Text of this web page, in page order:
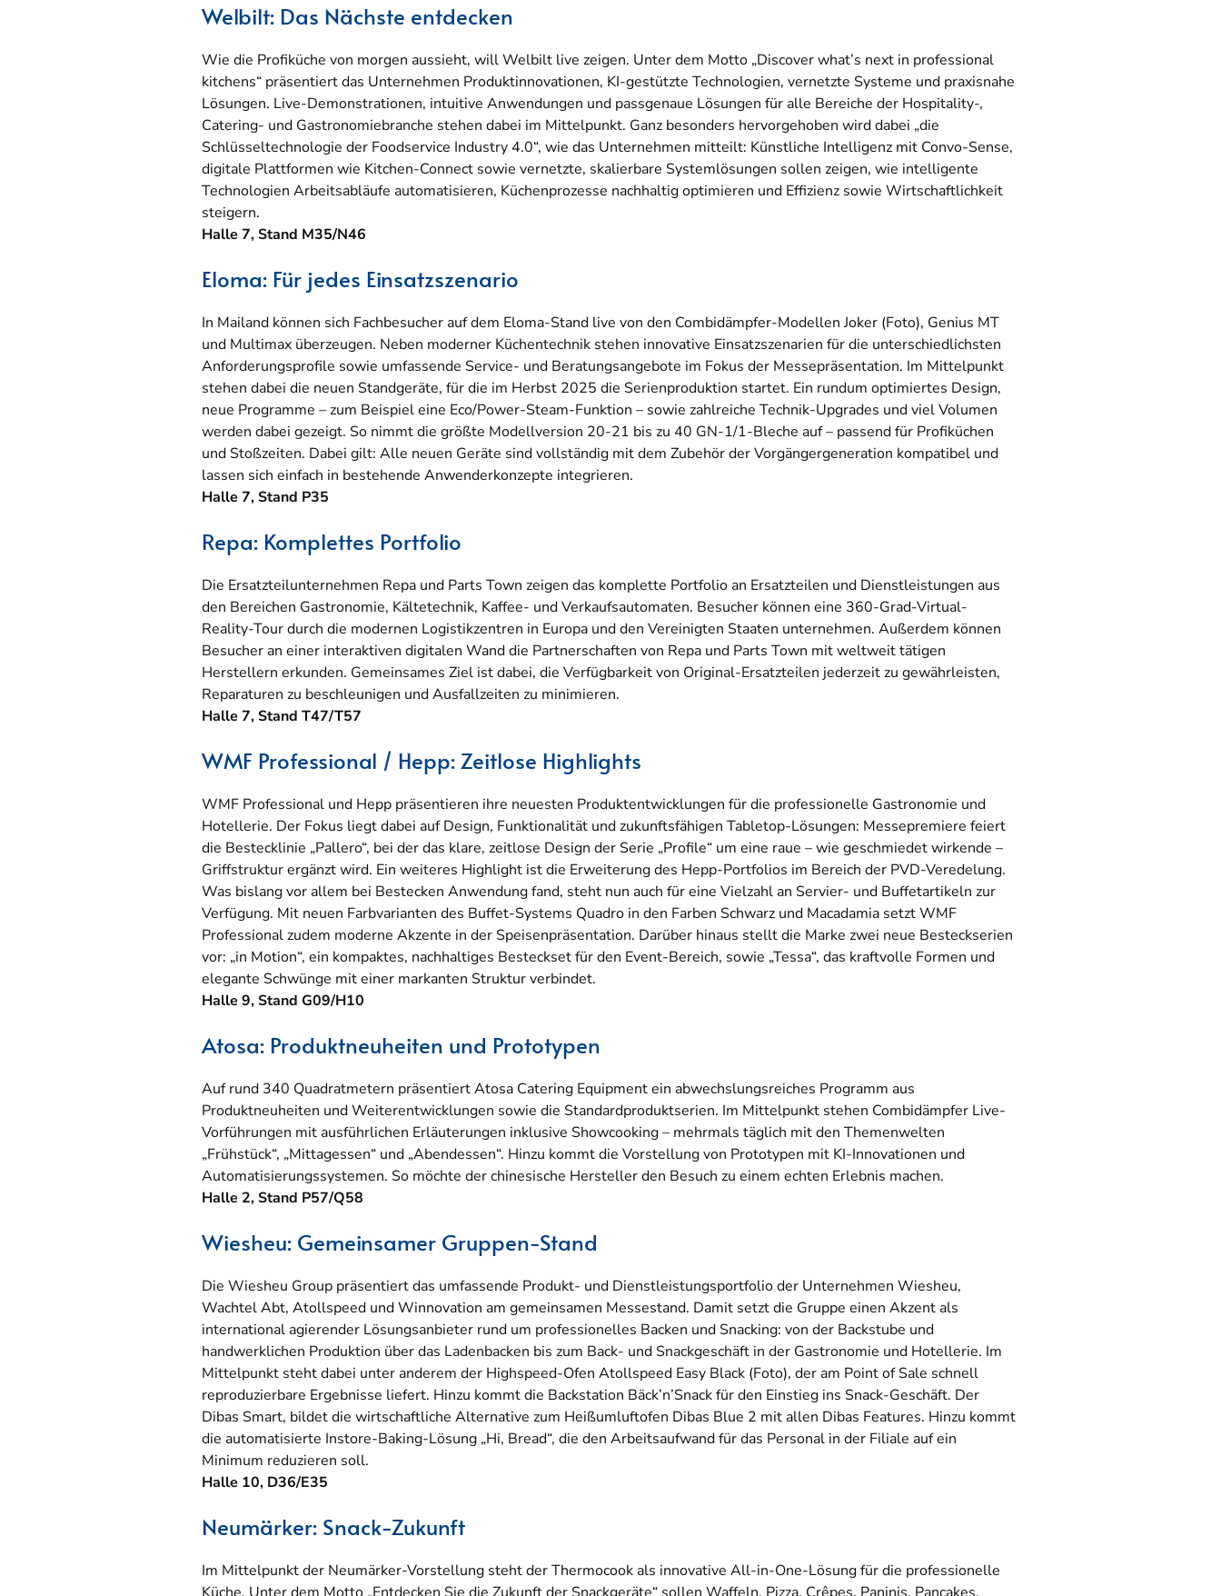
Welbilt: Das Nächste entdecken
Wie die Profiküche von morgen aussieht, will Welbilt live zeigen. Unter dem Motto „Discover what’s next in professional
kitchens“ präsentiert das Unternehmen Produktinnovationen, KI-gestützte Technologien, vernetzte Systeme und praxisnahe
Lösungen. Live-Demonstrationen, intuitive Anwendungen und passgenaue Lösungen für alle Bereiche der Hospitality-,
Catering- und Gastronomiebranche stehen dabei im Mittelpunkt. Ganz besonders hervorgehoben wird dabei „die
Schlüsseltechnologie der Foodservice Industry 4.0“, wie das Unternehmen mitteilt: Künstliche Intelligenz mit Convo-Sense,
digitale Plattformen wie Kitchen-Connect sowie vernetzte, skalierbare Systemlösungen sollen zeigen, wie intelligente
Technologien Arbeitsabläufe automatisieren, Küchenprozesse nachhaltig optimieren und Effizienz sowie Wirtschaftlichkeit
steigern.
Halle 7, Stand M35/N46
Eloma: Für jedes Einsatzszenario
In Mailand können sich Fachbesucher auf dem Eloma-Stand live von den Combidämpfer-Modellen Joker (Foto), Genius MT
und Multimax überzeugen. Neben moderner Küchentechnik stehen innovative Einsatzszenarien für die unterschiedlichsten
Anforderungsprofile sowie umfassende Service- und Beratungsangebote im Fokus der Messepräsentation. Im Mittelpunkt
stehen dabei die neuen Standgeräte, für die im Herbst 2025 die Serienproduktion startet. Ein rundum optimiertes Design,
neue Programme – zum Beispiel eine Eco/Power-Steam-Funktion – sowie zahlreiche Technik-Upgrades und viel Volumen
werden dabei gezeigt. So nimmt die größte Modellversion 20-21 bis zu 40 GN-1/1-Bleche auf – passend für Profiküchen
und Stoßzeiten. Dabei gilt: Alle neuen Geräte sind vollständig mit dem Zubehör der Vorgängergeneration kompatibel und
lassen sich einfach in bestehende Anwenderkonzepte integrieren.
Halle 7, Stand P35
Repa: Komplettes Portfolio
Die Ersatzteilunternehmen Repa und Parts Town zeigen das komplette Portfolio an Ersatzteilen und Dienstleistungen aus
den Bereichen Gastronomie, Kältetechnik, Kaffee- und Verkaufsautomaten. Besucher können eine 360-Grad-Virtual-
Reality-Tour durch die modernen Logistikzentren in Europa und den Vereinigten Staaten unternehmen. Außerdem können
Besucher an einer interaktiven digitalen Wand die Partnerschaften von Repa und Parts Town mit weltweit tätigen
Herstellern erkunden. Gemeinsames Ziel ist dabei, die Verfügbarkeit von Original-Ersatzteilen jederzeit zu gewährleisten,
Reparaturen zu beschleunigen und Ausfallzeiten zu minimieren.
Halle 7, Stand T47/T57
WMF Professional / Hepp: Zeitlose Highlights
WMF Professional und Hepp präsentieren ihre neuesten Produktentwicklungen für die professionelle Gastronomie und
Hotellerie. Der Fokus liegt dabei auf Design, Funktionalität und zukunftsfähigen Tabletop-Lösungen: Messepremiere feiert
die Bestecklinie „Pallero“, bei der das klare, zeitlose Design der Serie „Profile“ um eine raue – wie geschmiedet wirkende –
Griffstruktur ergänzt wird. Ein weiteres Highlight ist die Erweiterung des Hepp-Portfolios im Bereich der PVD-Veredelung.
Was bislang vor allem bei Bestecken Anwendung fand, steht nun auch für eine Vielzahl an Servier- und Buffetartikeln zur
Verfügung. Mit neuen Farbvarianten des Buffet-Systems Quadro in den Farben Schwarz und Macadamia setzt WMF
Professional zudem moderne Akzente in der Speisenpräsentation. Darüber hinaus stellt die Marke zwei neue Besteckserien
vor: „in Motion“, ein kompaktes, nachhaltiges Besteckset für den Event-Bereich, sowie „Tessa“, das kraftvolle Formen und
elegante Schwünge mit einer markanten Struktur verbindet.
Halle 9, Stand G09/H10
Atosa: Produktneuheiten und Prototypen
Auf rund 340 Quadratmetern präsentiert Atosa Catering Equipment ein abwechslungsreiches Programm aus
Produktneuheiten und Weiterentwicklungen sowie die Standardproduktserien. Im Mittelpunkt stehen Combidämpfer Live-
Vorführungen mit ausführlichen Erläuterungen inklusive Showcooking – mehrmals täglich mit den Themenwelten
„Frühstück“, „Mittagessen“ und „Abendessen“. Hinzu kommt die Vorstellung von Prototypen mit KI-Innovationen und
Automatisierungssystemen. So möchte der chinesische Hersteller den Besuch zu einem echten Erlebnis machen.
Halle 2, Stand P57/Q58
Wiesheu: Gemeinsamer Gruppen-Stand
Die Wiesheu Group präsentiert das umfassende Produkt- und Dienstleistungsportfolio der Unternehmen Wiesheu,
Wachtel Abt, Atollspeed und Winnovation am gemeinsamen Messestand. Damit setzt die Gruppe einen Akzent als
international agierender Lösungsanbieter rund um professionelles Backen und Snacking: von der Backstube und
handwerklichen Produktion über das Ladenbacken bis zum Back- und Snackgeschäft in der Gastronomie und Hotellerie. Im
Mittelpunkt steht dabei unter anderem der Highspeed-Ofen Atollspeed Easy Black (Foto), der am Point of Sale schnell
reproduzierbare Ergebnisse liefert. Hinzu kommt die Backstation Bäck’n’Snack für den Einstieg ins Snack-Geschäft. Der
Dibas Smart, bildet die wirtschaftliche Alternative zum Heißumluftofen Dibas Blue 2 mit allen Dibas Features. Hinzu kommt
die automatisierte Instore-Baking-Lösung „Hi, Bread“, die den Arbeitsaufwand für das Personal in der Filiale auf ein
Minimum reduzieren soll.
Halle 10, D36/E35
Neumärker: Snack-Zukunft
Im Mittelpunkt der Neumärker-Vorstellung steht der Thermocook als innovative All-in-One-Lösung für die professionelle